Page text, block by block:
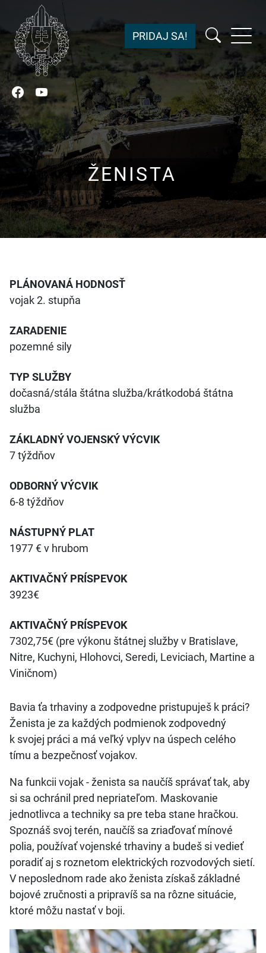
FacebookYouTube
PRIDAJ SA!
ŽENISTA
PLÁNOVANÁ HODNOSŤ
vojak 2. stupňa
ZARADENIE
pozemné sily
TYP SLUŽBY
dočasná/stála štátna služba/krátkodobá štátna
služba
ZÁKLADNÝ VOJENSKÝ VÝCVIK
7 týždňov
ODBORNÝ VÝCVIK
6-8 týždňov
NÁSTUPNÝ PLAT
1977 € v hrubom
AKTIVAČNÝ PRÍSPEVOK
3923€
AKTIVAČNÝ PRÍSPEVOK
7302,75€ (pre výkonu štátnej služby v Bratislave,
Nitre, Kuchyni, Hlohovci, Seredi, Leviciach, Martine a
Viničnom)
Bavia ťa trhaviny a zodpovedne pristupuješ k práci?
Ženista je za každých podmienok zodpovedný
k svojej práci a má veľký vplyv na úspech celého
tímu a bezpečnosť vojakov.
Na funkcii vojak - ženista sa naučíš správať tak, aby
si sa ochránil pred nepriateľom. Maskovanie
jednotlivca a techniky sa pre teba stane hračkou.
Spoznáš svoj terén, naučíš sa zriaďovať mínové
polia, používať vojenské trhaviny a budeš si vedieť
poradiťaj s roznetom elektrických rozvodových sietí.
V neposlednom rade ako ženista získaš základné
bojové zručnosti a pripravíš sa na rôzne situácie,
ktoré môžu nastať v boji.